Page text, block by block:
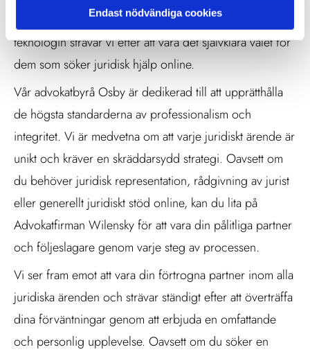
Endast nödvändiga cookies
erfarenhet och juridiska expertis med den senaste
teknologin strävar vi efter att vara det självklara valet för
dem som söker juridisk hjälp online.
Vår advokatbyrå Osby är dedikerad till att upprätthålla
de högsta standarderna av professionalism och
integritet. Vi är medvetna om att varje juridiskt ärende är
unikt och kräver en skräddarsydd strategi. Oavsett om
du behöver juridisk representation, rådgivning av jurist
eller generellt juridiskt stöd online, kan du lita på
Advokatfirman Wilensky för att vara din pålitliga partner
och följeslagare genom varje steg av processen.
Vi ser fram emot att vara din förtrogna partner inom alla
juridiska ärenden och strävar ständigt efter att överträffa
dina förväntningar genom att erbjuda en omfattande
och personlig upplevelse. Oavsett om du söker en